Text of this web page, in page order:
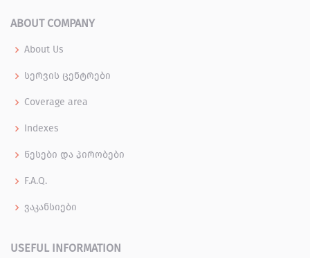
ABOUT COMPANY
About Us
სერვის ცენტრები
Coverage area
Indexes
წესები და პირობები
F.A.Q.
ვაკანსიები
USEFUL INFORMATION